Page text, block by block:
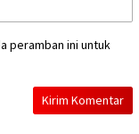
peramban ini untuk